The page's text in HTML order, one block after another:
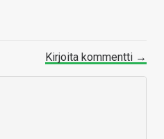
Kirjoita kommentti →